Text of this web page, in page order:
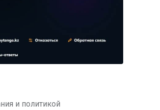
и политикой